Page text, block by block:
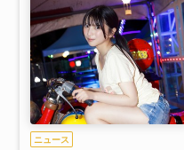
ニュース